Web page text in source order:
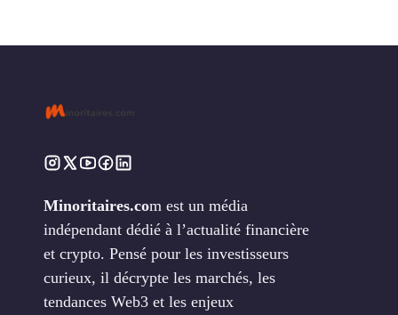
Minoritaires.com est un média
indépendant dédié à l’actualité financière
et crypto. Pensé pour les investisseurs
curieux, il décrypte les marchés, les
tendances Web3 et les enjeux